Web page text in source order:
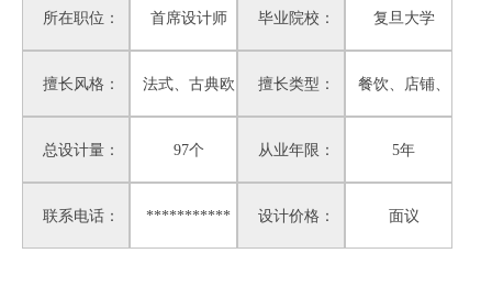
所在职位： 首席设计师 毕业院校： 复旦大学
擅长风格： 法式、古典欧
式、简奢
擅长类型： 餐饮、店铺、
娱乐
总设计量： 97个 从业年限： 5年
联系电话： *********** 设计价格： 面议